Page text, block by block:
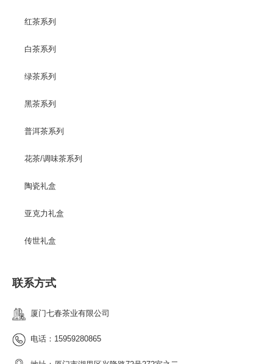
红茶系列
白茶系列
绿茶系列
黑茶系列
普洱茶系列
花茶/调味茶系列
陶瓷礼盒
亚克力礼盒
传世礼盒
联系方式
厦门七春茶业有限公司
电话：15959280865